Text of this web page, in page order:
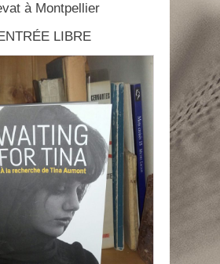
à Montpellier
LIBRE